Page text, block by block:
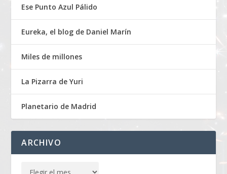
Ese Punto Azul Pálido
Eureka, el blog de Daniel Marín
Miles de millones
La Pizarra de Yuri
Planetario de Madrid
ARCHIVO